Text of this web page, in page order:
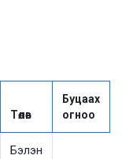
Төлөв
Буцаах
огноо
Бэлэн